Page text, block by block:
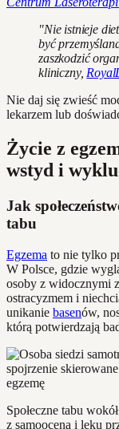
"Nie istnieje
być
zaszkodzić
kliniczny,
Nie daj się zwieść
lekarzem lub
Życie z
wstyd i
Jak
tabu
Egzema to nie tylko
W Polsce, gdzie
osoby z widocznymi
ostracyzmem i
unikanie basenów,
którą potwierdzają
Społeczne tabu
z samooceną i lęku